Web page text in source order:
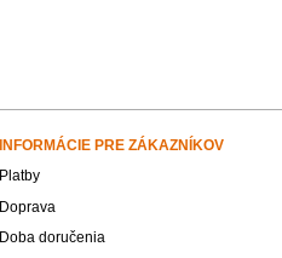
INFORMÁCIE PRE ZÁKAZNÍKOV
Platby
Doprava
Doba doručenia